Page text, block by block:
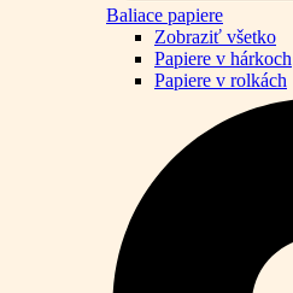
Baliace papiere
Zobraziť všetko
Papiere v hárkoch
Papiere v rolkách